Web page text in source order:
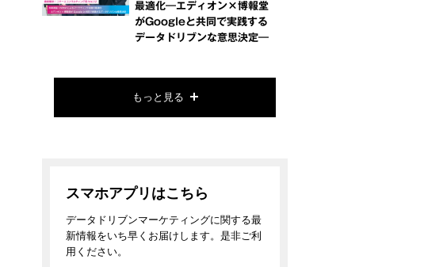
最適化―エディオン×博報堂
がGoogleと共同で実践する
データドリブンな意思決定―
もっと見る
スマホアプリはこちら
データドリブンマーケティングに関する最
新情報をいち早くお届けします。是非ご利
用ください。